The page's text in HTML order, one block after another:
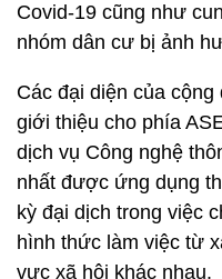
Covid-19 cũng như
nhóm dân cư bị ảnh
Các đại diện của
giới thiệu cho phía
dịch vụ Công nghệ
nhất được ứng dụng
kỳ đại dịch trong việc
hình thức làm việc từ
vực xã hội khác nhau.